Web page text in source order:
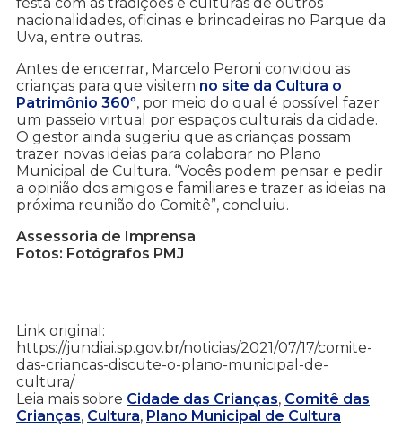
festa com as tradições e culturas de outros
nacionalidades, oficinas e brincadeiras no Parque da
Uva, entre outras.
Antes de encerrar, Marcelo Peroni convidou as
crianças para que visitem no site da Cultura o
Patrimônio 360º, por meio do qual é possível fazer
um passeio virtual por espaços culturais da cidade.
O gestor ainda sugeriu que as crianças possam
trazer novas ideias para colaborar no Plano
Municipal de Cultura. “Vocês podem pensar e pedir
a opinião dos amigos e familiares e trazer as ideias na
próxima reunião do Comitê”, concluiu.
Assessoria de Imprensa
Fotos: Fotógrafos PMJ
Link original:
https://jundiai.sp.gov.br/noticias/2021/07/17/comite-
das-criancas-discute-o-plano-municipal-de-
cultura/
Leia mais sobre Cidade das Crianças, Comitê das
Crianças, Cultura, Plano Municipal de Cultura